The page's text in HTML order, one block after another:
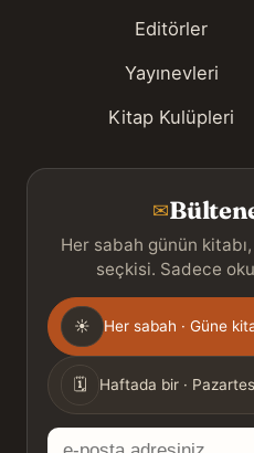
Editörler
Yayınevleri
Kitap Kulüpleri
✉
Her sabah günün
seçkisi. Sadece
Gönderim
sıklığı
☀ Her sabah · Güne
🗓 Haftada bir ·
E-